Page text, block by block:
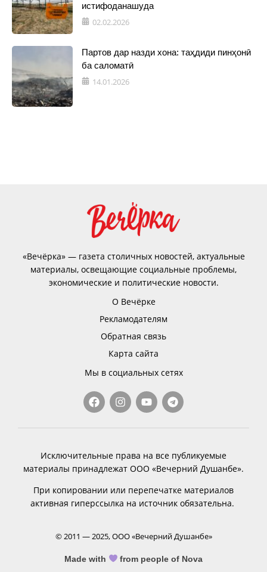
истифоданашуда
02.02.2026
Партов дар назди хона: таҳдиди пинҳонӣ
ба саломатӣ
14.01.2026
«Вечёрка» — газета столичных новостей, актуальные
материалы, освещающие социальные проблемы,
экономические и политические новости.
О Вечёрке
Рекламодателям
Обратная связь
Карта сайта
Мы в социальных сетях
Исключительные права на все публикуемые
материалы принадлежат ООО «Вечерний Душанбе».
При копировании или перепечатке материалов
активная гиперссылка на источник обязательна.
© 2011 — 2025, ООО «Вечерний Душанбе»
Made with from people of Nova